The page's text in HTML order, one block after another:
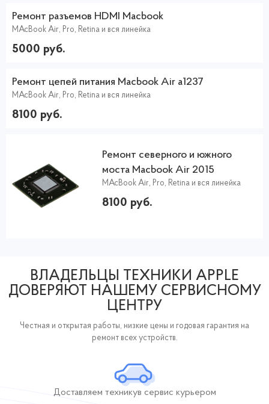
Ремонт разъемов HDMI Macbook
MAcBook Air, Pro, Retina и вся линейка
5000 руб.
Ремонт цепей питания Macbook Air a1237
MAcBook Air, Pro, Retina и вся линейка
8100 руб.
Ремонт северного и южного
моста Macbook Air 2015
MAcBook Air, Pro, Retina и вся линейка
8100 руб.
ВЛАДЕЛЬЦЫ ТЕХНИКИ APPLE
ДОВЕРЯЮТ НАШЕМУ СЕРВИСНОМУ
ЦЕНТРУ
Честная и открытая работы, низкие цены и годовая гарантия на
ремонт всех устройств.
Доставляем техникув сервис курьером